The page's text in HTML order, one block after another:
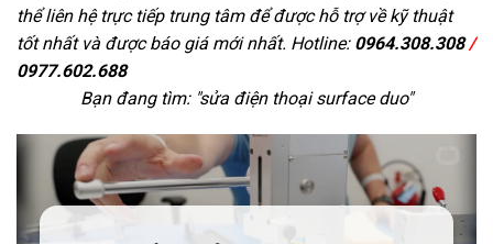
thể liên hệ trực tiếp trung tâm để được hỗ trợ về kỹ thuật
tốt nhất và được báo giá mới nhất. Hotline: 0964.308.308/
0977.602.688
Bạn đang tìm: "sửa điện thoại surface duo"